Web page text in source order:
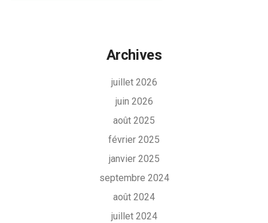
Archives
juillet 2026
juin 2026
août 2025
février 2025
janvier 2025
septembre 2024
août 2024
juillet 2024